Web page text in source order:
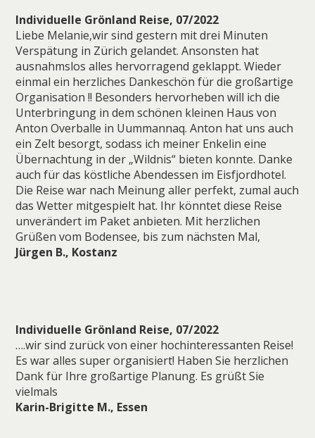
Individuelle Grönland Reise, 07/2022
Liebe Melanie,wir sind gestern mit drei Minuten
Verspätung in Zürich gelandet. Ansonsten hat
ausnahmslos alles hervorragend geklappt. Wieder
einmal ein herzliches Dankeschön für die großartige
Organisation !! Besonders hervorheben will ich die
Unterbringung in dem schönen kleinen Haus von
Anton Overballe in Uummannaq. Anton hat uns auch
ein Zelt besorgt, sodass ich meiner Enkelin eine
Übernachtung in der „Wildnis“ bieten konnte. Danke
auch für das köstliche Abendessen im Eisfjordhotel.
Die Reise war nach Meinung aller perfekt, zumal auch
das Wetter mitgespielt hat. Ihr könntet diese Reise
unverändert im Paket anbieten. Mit herzlichen
Grüßen vom Bodensee, bis zum nächsten Mal,
Jürgen B., Kostanz
Individuelle Grönland Reise, 07/2022
….wir sind zurück von einer hochinteressanten Reise!
Es war alles super organisiert! Haben Sie herzlichen
Dank für Ihre großartige Planung. Es grüßt Sie
vielmals
Karin-Brigitte M., Essen